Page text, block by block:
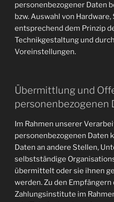
personenbezogener Daten
bzw. Auswahl von
entsprechend dem Prinzip
Technikgestaltung und
Voreinstellungen.
Übermittlung und
personenbezogenen
Im Rahmen unserer
personenbezogenen Daten
Daten an andere Stellen,
selbstständige
übermittelt oder sie ihnen
werden. Zu den Empfängern
Zahlungsinstitute im